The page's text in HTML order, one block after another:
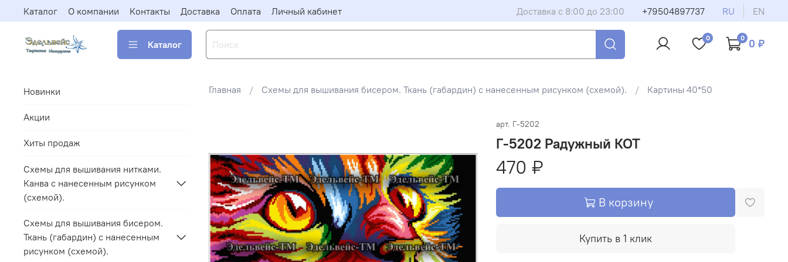
Каталог О компании Контакты Доставка Оплата Личный кабинет Доставка с 8:00 до 23:00 +79504897737 RU EN
Каталог
0 0 0 ₽
Главная Схемы для вышивания бисером. Ткань (габардин) с нанесенным рисунком (схемой). Картины 40*50
арт. Г-5202
Г-5202 Радужный КОТ
470 ₽
В корзину
Купить в 1 клик
Новинки
Акции
Хиты продаж
Схемы для вышивания нитками.
Канва с нанесенным рисунком
(схемой).
Схемы для вышивания бисером.
Ткань (габардин) с нанесенным
рисунком (схемой).